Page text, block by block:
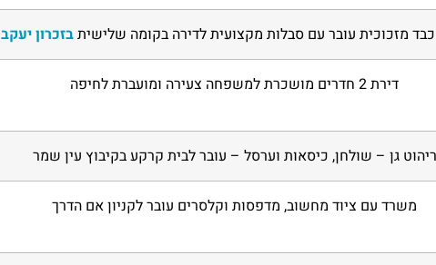
כבד מזכוכית עובר עם סבלות מקצועית לדירה בקומה שלישיתבזכרון יעקב
דירת 2 חדרים מושכרת למשפחה צעירה ומועברת לחיפה
ריהוט גן – שולחן, כיסאות וערסל – עובר לבית קרקע בקיבוץ עין שמר
משרד עם ציוד מחשוב, מדפסות וקלסרים עובר לקניון אם הדרך